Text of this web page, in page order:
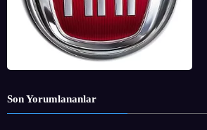
Son Yorumlananlar